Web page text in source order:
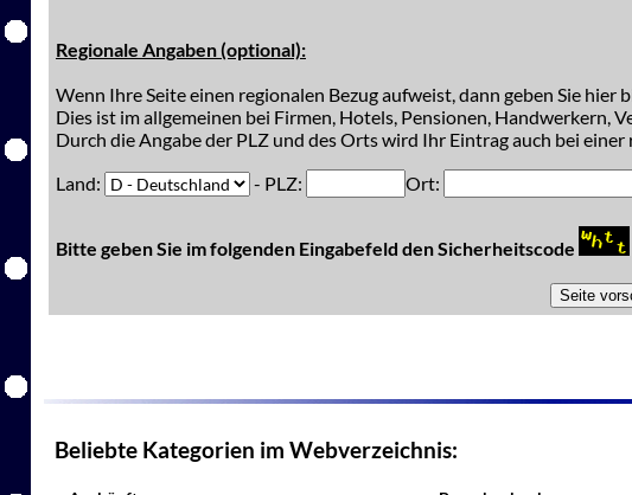
Regionale Angaben (optional):
Wenn Ihre Seite einen regionalen Bezug aufweist, dann geben Sie
Dies ist im allgemeinen bei Firmen, Hotels, Pensionen, Handwerkern,
Durch die Angabe der PLZ und des Orts wird Ihr Eintrag auch bei
Land:
- PLZ: Ort:
Bitte geben Sie im folgenden Eingabefeld den Sicherheitscode
Beliebte Kategorien im Webverzeichnis: